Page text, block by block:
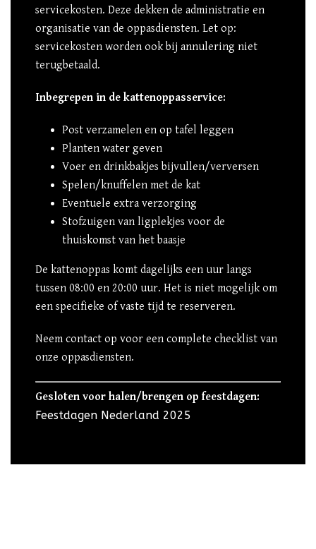
servicekosten. Deze dekken de administratie en
organisatie van de oppasdiensten. Let op:
servicekosten worden ook bij annulering niet
terugbetaald.
Inbegrepen in de kattenoppasservice:
Post verzamelen en op tafel leggen
Planten water geven
Voer en drinkbakjes bijvullen/verversen
Spelen/knuffelen met de kat
Eventuele extra verzorging
Stofzuigen van ligplekjes voor de
thuiskomst van het baasje
De kattenoppas komt dagelijks een uur langs
tussen 08:00 en 20:00 uur. Het is niet mogelijk om
een specifieke of vaste tijd te reserveren.
Neem contact op voor een complete checklist van
onze oppasdiensten.
Gesloten voor halen/brengen op feestdagen:
Feestdagen Nederland 2025